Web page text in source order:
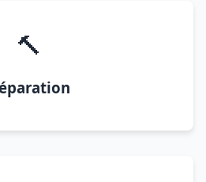
🔨